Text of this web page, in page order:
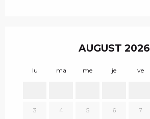
AUGUST 2026
lu ma me je ve
3 4 5 6 7